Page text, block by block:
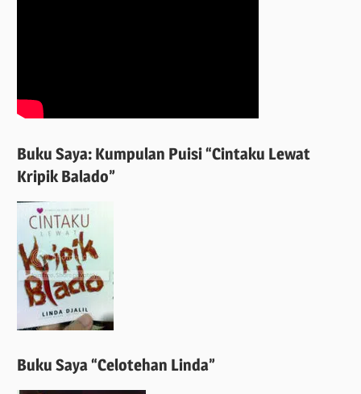
Buku Saya: Kumpulan Puisi “Cintaku Lewat
Kripik Balado”
Buku Saya “Celotehan Linda”